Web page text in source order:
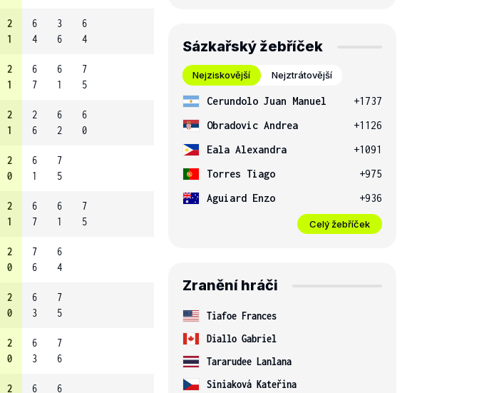
2
1
6
4
3
6
6
4
2
1
6
7
6
1
7
5
2
1
2
6
6
2
6
0
2
0
6
1
7
5
2
1
6
7
6
1
7
5
2
0
7
6
6
4
2
0
6
3
7
5
2
0
6
3
7
6
2 6 6
Sázkařský žebříček
Nejziskovější Nejztrátovější
Cerundolo Juan Manuel
+1737
Obradovic Andrea
+1126
Eala Alexandra
+1091
Torres Tiago
+975
Aguiard Enzo
+936
Celý žebříček
Zranění hráči
Tiafoe Frances
Diallo Gabriel
Tararudee Lanlana
Siniaková Kateřina